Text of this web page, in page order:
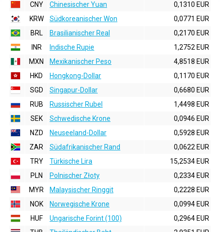
CNY
Chinesischer Yuan
0,1310 EUR
KRW
Südkoreanischer Won
0,0771 EUR
BRL
Brasilianischer Real
0,2170 EUR
INR
Indische Rupie
1,2752 EUR
MXN
Mexikanischer Peso
4,8518 EUR
HKD
Hongkong-Dollar
0,1170 EUR
SGD
Singapur-Dollar
0,6680 EUR
RUB
Russischer Rubel
1,4498 EUR
SEK
Schwedische Krone
0,0946 EUR
NZD
Neuseeland-Dollar
0,5928 EUR
ZAR
Südafrikanischer Rand
0,0622 EUR
TRY
Türkische Lira
15,2534 EUR
PLN
Polnischer Złoty
0,2334 EUR
MYR
Malaysischer Ringgit
0,2228 EUR
NOK
Norwegische Krone
0,0994 EUR
HUF
Ungarische Forint (100)
0,2964 EUR